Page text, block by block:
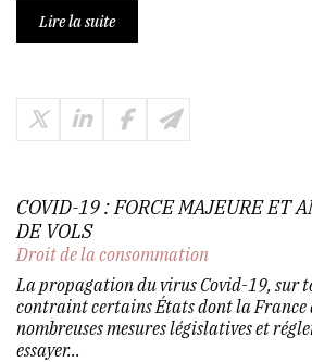
Lire la suite
COVID-19 : FORCE MAJEURE ET
DE VOLS
Droit de la consommation
La propagation du virus Covid-19, sur
contraint certains États dont la France
nombreuses mesures législatives et
essayer...